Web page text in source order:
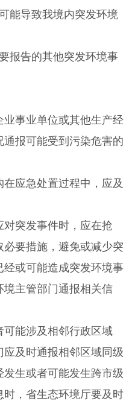
能导致我境内突发环境
报告的其他突发环境事
业事业单位或其他生产经
报可能受到污染危害的
应急处置过程中，应及
突发事件时，应在抢
要措施，避免或减少突
或可能造成突发环境事
主管部门通报相关信
可能涉及相邻行政区域
及时通报相邻区域同级
生或者可能发生跨市级
，省生态环境厅要及时